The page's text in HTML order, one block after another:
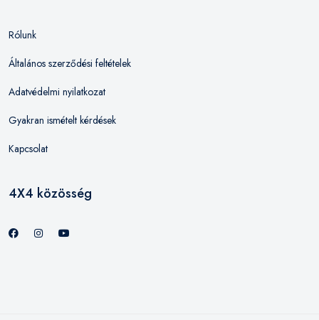
Rólunk
Általános szerződési feltételek
Adatvédelmi nyilatkozat
Gyakran ismételt kérdések
Kapcsolat
4X4 közösség